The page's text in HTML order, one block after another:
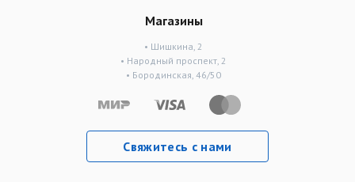
Магазины
• Шишкина, 2
• Народный проспект, 2
• Бородинская, 46/50
Свяжитесь с нами